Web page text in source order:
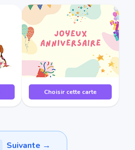
Choisir cette carte
Suivante →